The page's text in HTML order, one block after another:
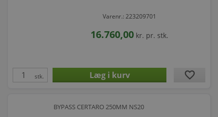
Varenr.: 223209701
16.760,00 kr. pr. stk.
stk. favorite
BYPASS CERTARO 250MM NS20